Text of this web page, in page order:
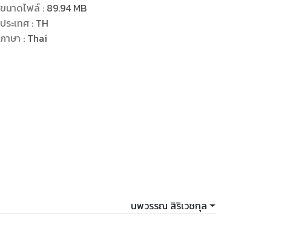
ขนาดไฟล์: 89.94 MB
ประเทศ : TH
ภาษา : Thai
นพวรรณ สิริเวชกุล